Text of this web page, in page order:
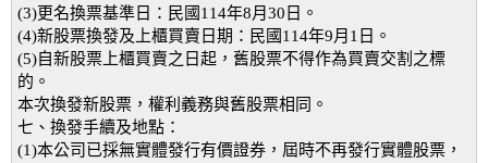
(3)更名換票基準日：民國114年8月30日。
(4)新股票換發及上櫃買賣日期：民國114年9月1日。
(5)自新股票上櫃買賣之日起，舊股票不得作為買賣交割之標
的。
本次換發新股票，權利義務與舊股票相同。
七、換發手續及地點：
(1)本公司已採無實體發行有價證券，屆時不再發行實體股票，